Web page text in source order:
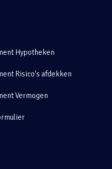
Hypotheken
Risico's afdekken
Vermogen